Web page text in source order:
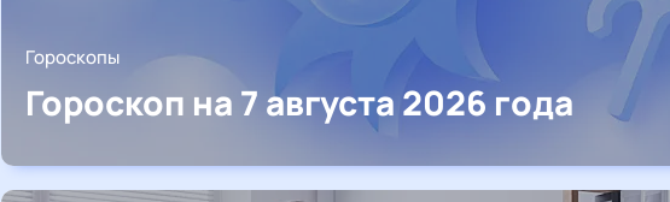
Гороскопы
Гороскоп на 7 августа 2026 года